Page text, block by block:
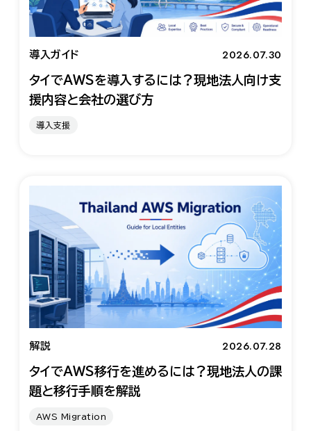
導入ガイド 2026.07.30
タイでAWSを導入するには？現地法人向け支
援内容と会社の選び方
導入支援
解説 2026.07.28
タイでAWS移行を進めるには？現地法人の課
題と移行手順を解説
AWS Migration